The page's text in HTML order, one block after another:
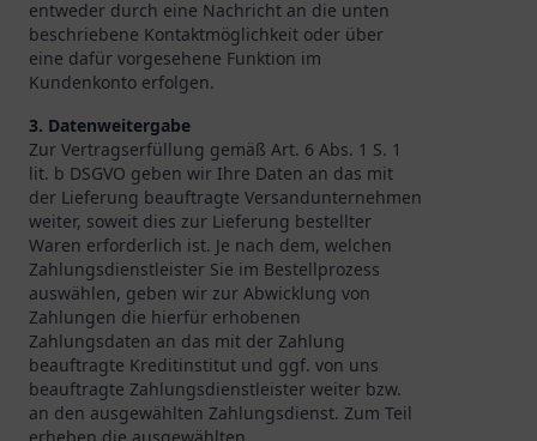
entweder durch eine Nachricht an die unten
beschriebene Kontaktmöglichkeit oder über
eine dafür vorgesehene Funktion im
Kundenkonto erfolgen.
3. Datenweitergabe
Zur Vertragserfüllung gemäß Art. 6 Abs. 1 S. 1
lit. b DSGVO geben wir Ihre Daten an das mit
der Lieferung beauftragte Versandunternehmen
weiter, soweit dies zur Lieferung bestellter
Waren erforderlich ist. Je nach dem, welchen
Zahlungsdienstleister Sie im Bestellprozess
auswählen, geben wir zur Abwicklung von
Zahlungen die hierfür erhobenen
Zahlungsdaten an das mit der Zahlung
beauftragte Kreditinstitut und ggf. von uns
beauftragte Zahlungsdienstleister weiter bzw.
an den ausgewählten Zahlungsdienst. Zum Teil